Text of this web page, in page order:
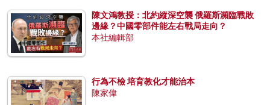
陳文鴻教授：北約縱深空襲 俄羅斯瀕臨戰敗
邊緣？中國零部件能左右戰局走向？
本社編輯部
行為不檢 培育教化才能治本
陳家偉